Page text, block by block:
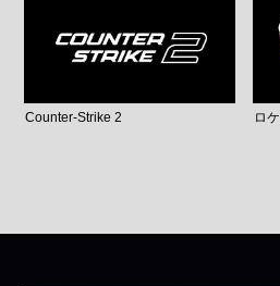
Counter-Strike 2 ロ